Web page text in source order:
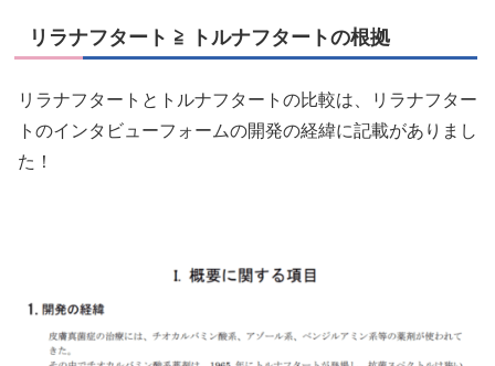
リラナフタート ≧ トルナフタートの根拠
リラナフタートとトルナフタートの比較は、リラナフター
トのインタビューフォームの開発の経緯に記載がありまし
た！